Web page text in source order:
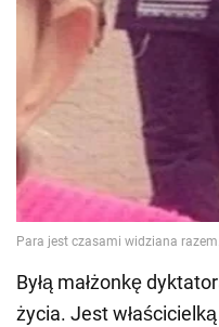
Byłą małżonkę
życia. Jest